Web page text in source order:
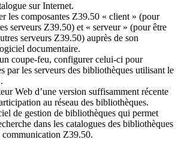
sur Internet.
les composantes Z39.50 « client » (pour
serveurs Z39.50) et « serveur » (pour être
serveurs Z39.50) auprès de son
documentaire.
coupe-feu, configurer celui-ci pour
par les serveurs des bibliothèques utilisant le
Web d’une version suffisamment récente
au réseau des bibliothèques.
de gestion de bibliothèques qui permet
dans les catalogues des bibliothèques
communication Z39.50.